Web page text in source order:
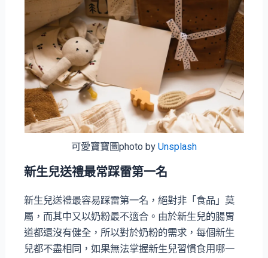
可愛寶寶圖photo by Unsplash
新生兒送禮最常踩雷第一名
新生兒送禮最容易踩雷第一名，絕對非「食品」莫
屬，而其中又以奶粉最不適合。由於新生兒的腸胃
道都還沒有健全，所以對於奶粉的需求，每個新生
兒都不盡相同，如果無法掌握新生兒習慣食用哪一